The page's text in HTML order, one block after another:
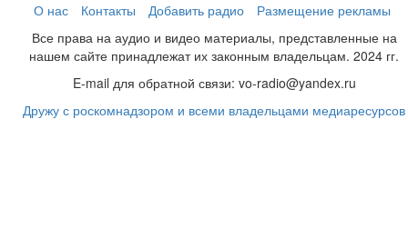
О нас
Контакты Добавить радио
Размещение рекламы
Все права на аудио и видео материалы, представленные на
нашем сайте принадлежат их законным владельцам. 2024 гг.
E-mail для обратной связи: vo-radio@yandex.ru
Дружу с роскомнадзором и всеми владельцами медиаресурсов